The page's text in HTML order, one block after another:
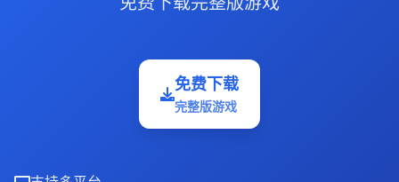
免费下载
完整版游戏